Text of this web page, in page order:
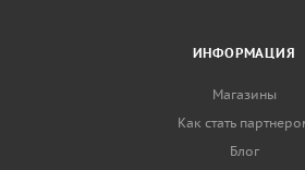
ИНФОРМАЦИЯ
Магазины
Как стать
Блог